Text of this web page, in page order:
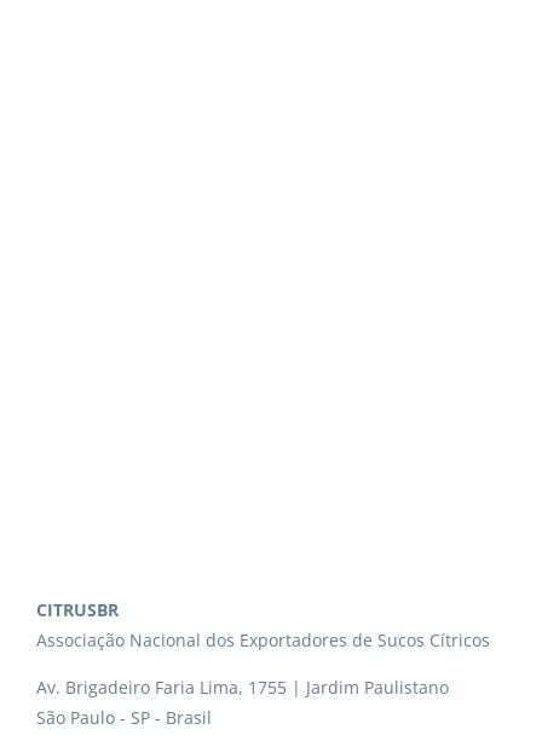
CITRUSBR
Associação Nacional dos Exportadores de Sucos Cítricos
Av. Brigadeiro Faria Lima, 1755 | Jardim Paulistano
São Paulo - SP - Brasil